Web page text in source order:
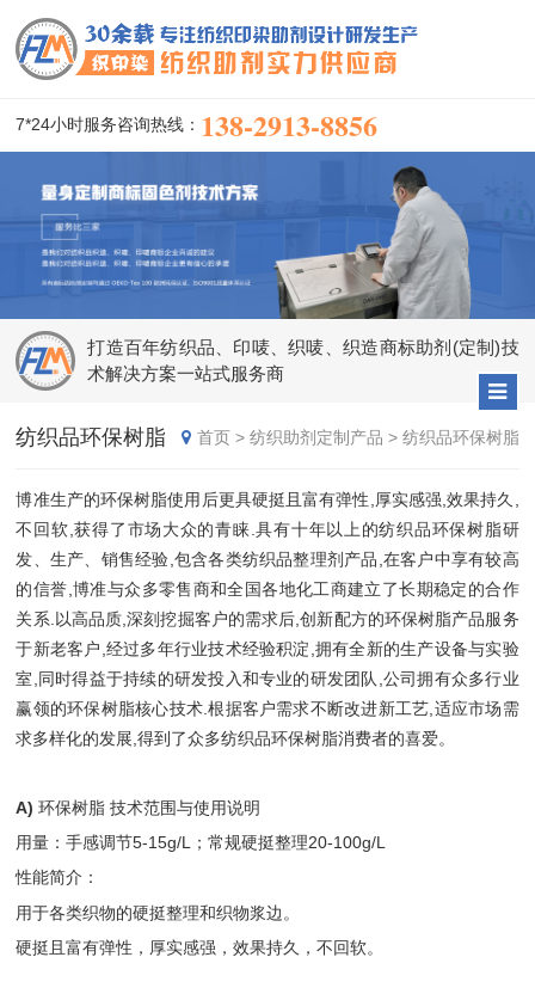
7*24小时服务咨询热线： 138-2913-8856
打造百年纺织品、印唛、织唛、织造商标助剂(定制)技
术解决方案一站式服务商
纺织品环保树脂 首页> 纺织助剂定制产品 > 纺织品环保树脂
博准生产的环保树脂使用后更具硬挺且富有弹性,厚实感强,效果持久,
不回软,获得了市场大众的青睐.具有十年以上的纺织品环保树脂研
发、生产、销售经验,包含各类纺织品整理剂产品,在客户中享有较高
的信誉,博准与众多零售商和全国各地化工商建立了长期稳定的合作
关系.以高品质,深刻挖掘客户的需求后,创新配方的环保树脂产品服务
于新老客户,经过多年行业技术经验积淀,拥有全新的生产设备与实验
室,同时得益于持续的研发投入和专业的研发团队,公司拥有众多行业
赢领的环保树脂核心技术.根据客户需求不断改进新工艺,适应市场需
求多样化的发展,得到了众多纺织品环保树脂消费者的喜爱。
A)环保树脂 技术范围与使用说明
用量：手感调节5-15g/L；常规硬挺整理20-100g/L
性能简介：
用于各类织物的硬挺整理和织物浆边。
硬挺且富有弹性，厚实感强，效果持久，不回软。